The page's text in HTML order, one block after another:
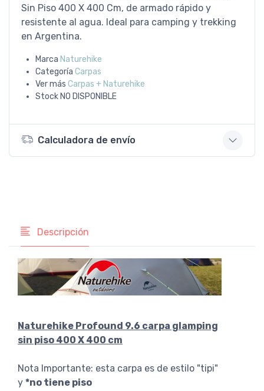
Sin Piso 400 X 400 Cm, de armado rápido y
resistente al agua. Ideal para camping y trekking
en Argentina.
Marca Naturehike
Categoría Carpas
Ver más Carpas + Naturehike
Stock NO DISPONIBLE
Calculadora de envío
Descripción
Naturehike Profound 9.6 carpa glamping
sin piso 400 X 400 cm
Nota Importante: esta carpa es de estilo "tipi"
y *no tiene piso